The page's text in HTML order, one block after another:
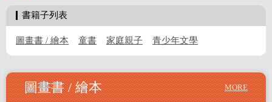
會員專屬
會員儲值方案
書籍子列表
圖畫書 / 繪本 童書 家庭親子 青少年文學
圖畫書 / 繪本 MORE